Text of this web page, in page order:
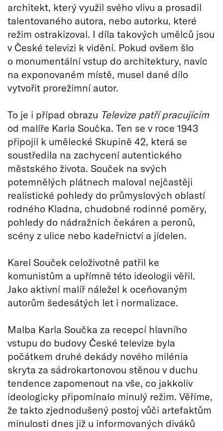
architekt, který využil svého vlivu a prosadil
talentovaného autora, nebo autorku, které
režim ostrakizoval. I díla takových umělců jsou
v České televizi k vidění. Pokud ovšem šlo
o monumentální vstup do architektury, navíc
na exponovaném místě, musel dané dílo
vytvořit prorežimní autor.
To je i případ obrazu Televize patří pracujícím
od malíře Karla Součka. Ten se v roce 1943
připojil k umělecké Skupině 42, která se
soustředila na zachycení autentického
městského života. Souček na svých
potemnělých plátnech maloval nejčastěji
realistické pohledy do průmyslových oblastí
rodného Kladna, chudobné rodinné poměry,
pohledy do nádražních čekáren a peronů,
scény z ulice nebo kadeřnictví a jídelen.
Karel Souček celoživotně patřil ke
komunistům a upřímně této ideologii věřil.
Jako aktivní malíř náležel k oceňovaným
autorům šedesátých let i normalizace.
Malba Karla Součka za recepcí hlavního
vstupu do budovy České televize byla
počátkem druhé dekády nového milénia
skryta za sádrokartonovou stěnou v duchu
tendence zapomenout na vše, co jakkoliv
ideologicky připomínalo minulý režim. Věříme,
že takto zjednodušený postoj vůči artefaktům
minulosti dnes již u informovaných diváků